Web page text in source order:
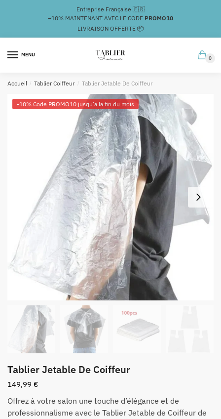
navigation
Entreprise Française 🇫🇷
–10% MAINTENANT AVEC LE CODE PROMO10
LIVRAISON OFFERTE 📦
MENU
0
Accueil / Tablier Coiffeur / Tablier Jetable De Coiffeur
-10% Code PROMO10 jusqu'a la fin du mois
Tablier Jetable De Coiffeur
149,99 €
Offrez à votre salon une touche d’élégance et de
professionnalisme avec le Tablier Jetable de Coiffeur de